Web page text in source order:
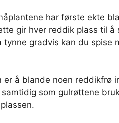
har første ekte
gir hver reddik plass til å
tynne gradvis kan du spise
er å blande noen reddikfrø
som gulrøttene